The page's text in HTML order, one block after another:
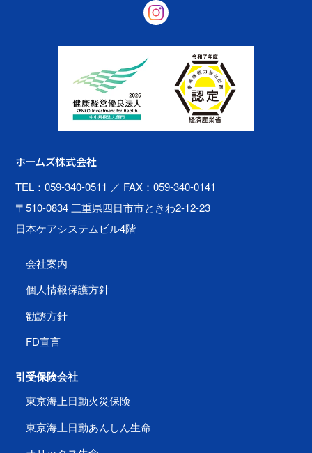
ホームズ株式会社
TEL：059-340-0511 ／ FAX：059-340-0141
〒510-0834 三重県四日市市ときわ2-12-23
日本ケアシステムビル4階
会社案内
個人情報保護方針
勧誘方針
FD宣言
引受保険会社
東京海上日動火災保険
東京海上日動あんしん生命